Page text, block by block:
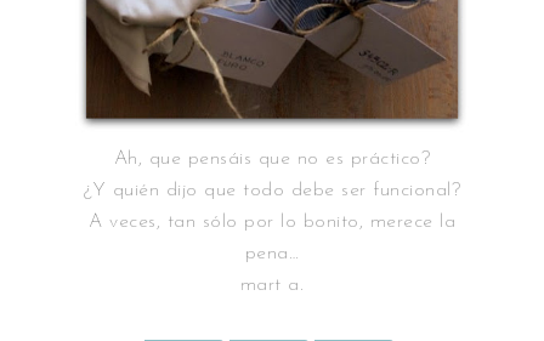
Ah, que pensáis que no es práctico?
¿Y quién dijo que todo debe ser funcional?
A veces, tan sólo por lo bonito, merece la
pena…
mart a.